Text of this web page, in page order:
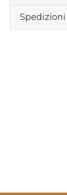
Spedizioni